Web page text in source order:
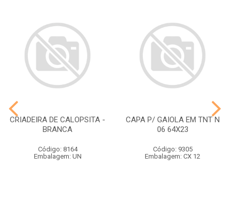
CRIADEIRA DE CALOPSITA -
BRANCA
Código: 8164
Embalagem: UN
CAPA P/ GAIOLA EM TNT N
06 64X23
Código: 9305
Embalagem: CX 12